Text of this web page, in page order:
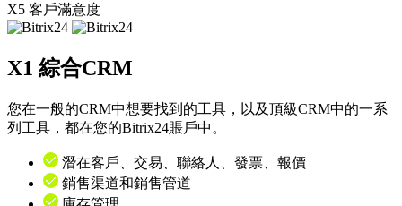
X5 客戶滿意度
X1 綜合CRM
您在一般的CRM中想要找到的工具，以及頂級CRM中的一系
列工具，都在您的Bitrix24賬戶中。
潛在客戶、交易、聯絡人、發票、報價
銷售渠道和銷售管道